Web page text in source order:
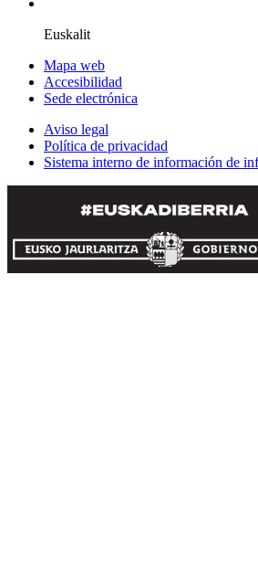
Euskalit
Mapa web
Accesibilidad
Sede electrónica
Aviso legal
Política de privacidad
Sistema interno de información de